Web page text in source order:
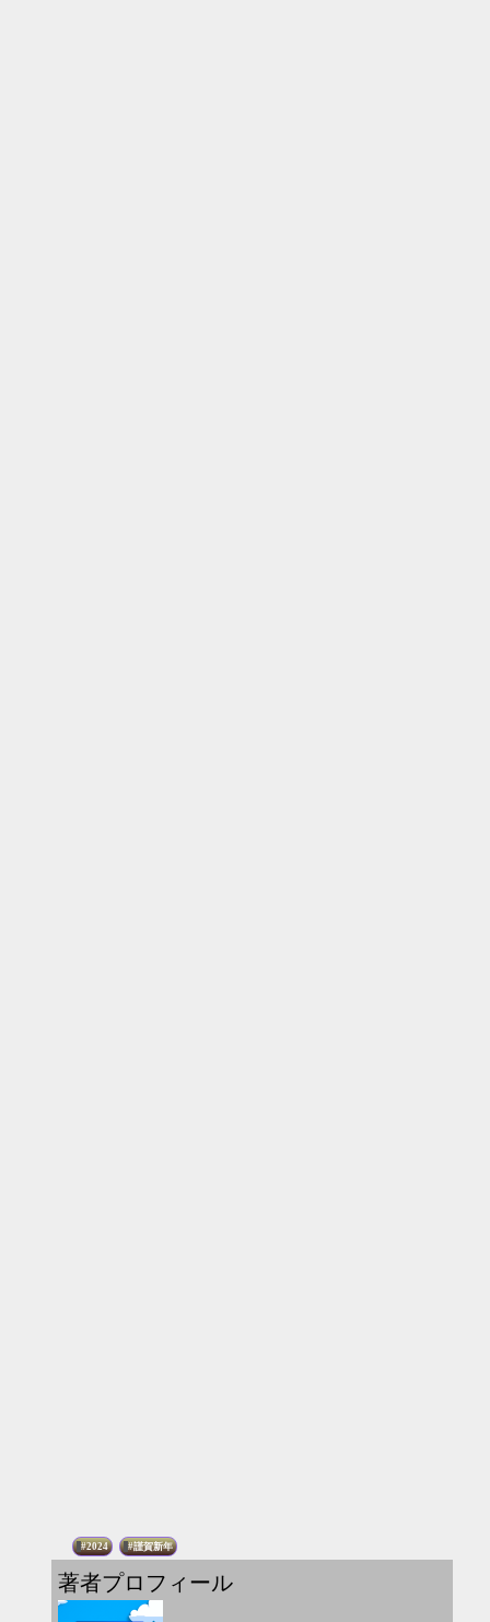
2024 謹賀新年
著者プロフィール